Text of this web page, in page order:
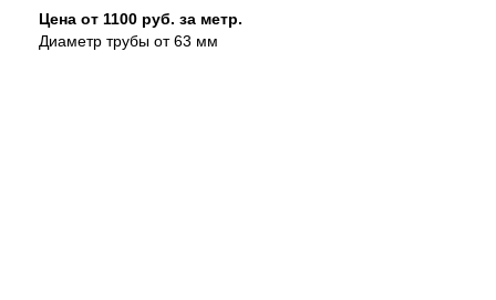
Цена от 1100 руб. за метр.
Диаметр трубы от 63 мм